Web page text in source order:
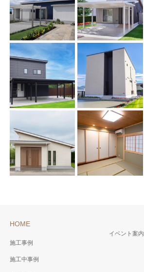
HOME
施工事例
施工中事例
イベント案内